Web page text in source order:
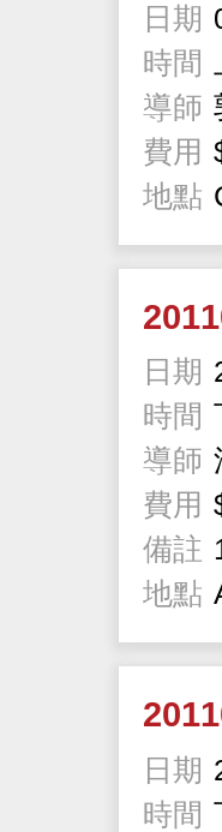
日期
時間
導師
費用
地點
日期
時間
導師
費用
備註
地點
日期
時間